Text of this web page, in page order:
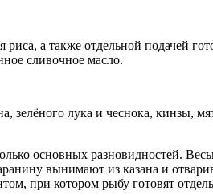
а также отдельной подачей
сливочное масло.
зелёного лука и чеснока, кинзы,
основных разновидностей.
вынимают из казана и
при котором рыбу готовят